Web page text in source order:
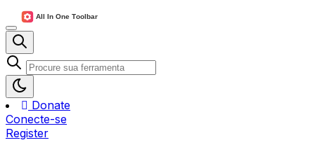
Donate
Conecte-se
Register